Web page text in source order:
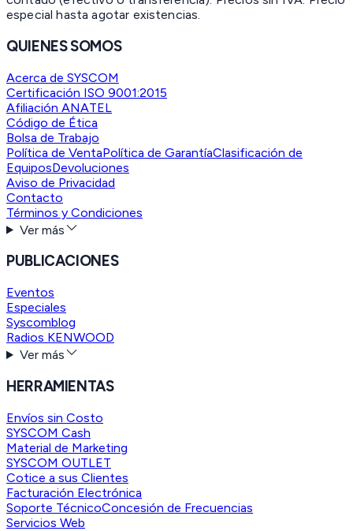
especial hasta agotar existencias.
QUIENES SOMOS
Acerca de SYSCOM
Certificación ISO 9001:2015
Afiliación ANATEL
Código de Ética
Bolsa de Trabajo
Política de VentaPolítica de GarantíaClasificación de
EquiposDevoluciones
Aviso de Privacidad
Contacto
Términos y Condiciones
Ver más
PUBLICACIONES
Eventos
Especiales
Syscomblog
Radios KENWOOD
Ver más
HERRAMIENTAS
Envíos sin Costo
SYSCOM Cash
Material de Marketing
SYSCOM OUTLET
Cotice a sus Clientes
Facturación Electrónica
Soporte TécnicoConcesión de Frecuencias
Servicios Web